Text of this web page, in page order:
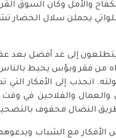
والأمل وكان السوق
اللواتي يحملن سلال
يتطلعون إلى غد أفضل
من فقر وبؤس يحيط
انجذب إلى الأفكار التي
والعمال والفلاحين في
النضال محفوف
مع الشباب